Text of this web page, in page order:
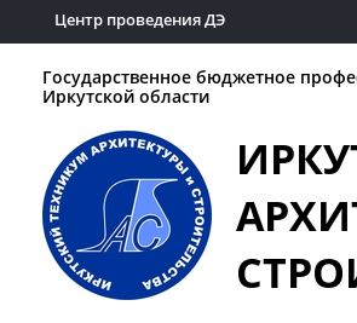
Центр проведения ДЭ
Государственное бюджетное
Иркутской области